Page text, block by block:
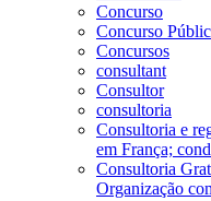
Concurso
Concurso
Concursos
consultant
Consultor
consultoria
Consultoria e
em França;
Consultoria
Organização